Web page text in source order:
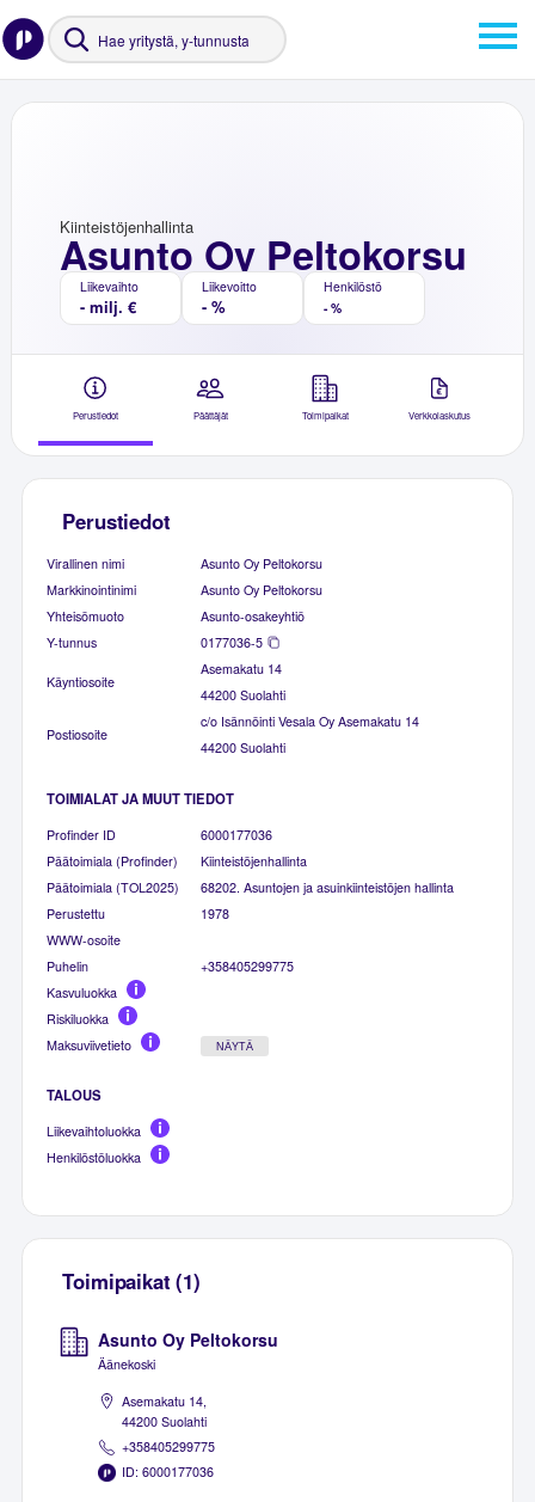
Asunto Oy Peltokorsu
Kiinteistöjenhallinta
Liikevaihto
- milj. €
Liikevoitto
- %
Henkilöstö
- %
Perustiedot Päättäjät Toimipaikat Verkkolaskutus
Perustiedot
Virallinen nimi
Asunto Oy Peltokorsu
Markkinointinimi
Asunto Oy Peltokorsu
Yhteisömuoto
Asunto-osakeyhtiö
Y-tunnus
0177036-5
Käyntiosoite
Asemakatu 14
44200 Suolahti
Postiosoite
c/o Isännöinti Vesala Oy Asemakatu 14
44200 Suolahti
TOIMIALAT JA MUUT TIEDOT
Profinder ID
6000177036
Päätoimiala (Profinder)
Kiinteistöjenhallinta
Päätoimiala (TOL2025)
68202. Asuntojen ja asuinkiinteistöjen hallinta
Perustettu
1978
WWW-osoite
Puhelin
+358405299775
Kasvuluokka
Riskiluokka
Maksuviivetieto
NÄYTÄ
TALOUS
Liikevaihtoluokka
Henkilöstöluokka
Toimipaikat (1)
Asunto Oy Peltokorsu
Äänekoski
Asemakatu 14,
44200 Suolahti
+358405299775
ID: 6000177036